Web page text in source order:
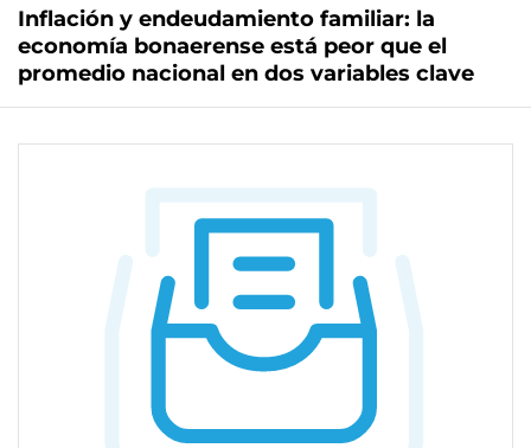
Inflación y endeudamiento familiar: la
economía bonaerense está peor que el
promedio nacional en dos variables clave